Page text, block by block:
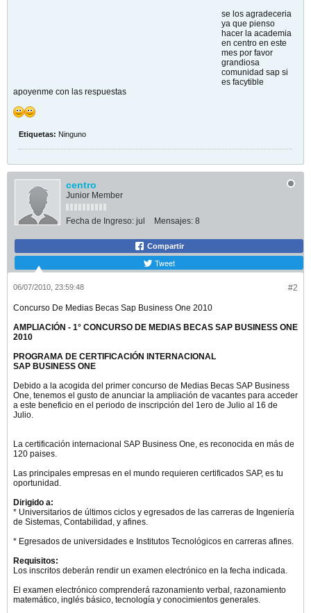
se los agradeceria
ya que pienso
hacer la academia
en centro en este
mes por favor
grandiosa
comunidad sap si
es facytible
apoyenme con las respuestas
Etiquetas: Ninguno
centro
Junior Member
Fecha de Ingreso: jul Mensajes: 8
Compartir
Tweet
#2
06/07/2010, 23:59:48
Concurso De Medias Becas Sap Business One 2010
AMPLIACIÓN - 1° CONCURSO DE MEDIAS BECAS SAP BUSINESS ONE
2010
PROGRAMA DE CERTIFICACIÓN INTERNACIONAL
SAP BUSINESS ONE
Debido a la acogida del primer concurso de Medias Becas SAP Business
One, tenemos el gusto de anunciar la ampliación de vacantes para acceder
a este beneficio en el periodo de inscripción del 1ero de Julio al 16 de
Julio.
La certificación internacional SAP Business One, es reconocida en más de
120 paises.
Las principales empresas en el mundo requieren certificados SAP, es tu
oportunidad.
Dirigido a:
* Universitarios de últimos ciclos y egresados de las carreras de Ingeniería
de Sistemas, Contabilidad, y afines.
* Egresados de universidades e Institutos Tecnológicos en carreras afines.
Requisitos:
Los inscritos deberán rendir un examen electrónico en la fecha indicada.
El examen electrónico comprenderá razonamiento verbal, razonamiento
matemático, inglés básico, tecnología y conocimientos generales.